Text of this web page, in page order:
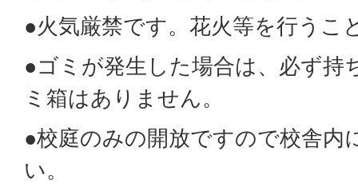
●火気厳禁です。花火等を行うこ
●ゴミが発生した場合は、必ず持
ミ箱はありません。
●校庭のみの開放ですので校舎内
い。